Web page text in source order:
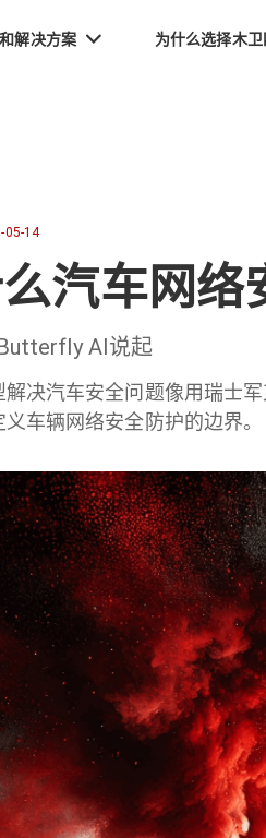
解决方案 为什么选择木卫
05-14
汽车网络
AI说起
解决汽车安全问题像用瑞士
车辆网络安全防护的边界。